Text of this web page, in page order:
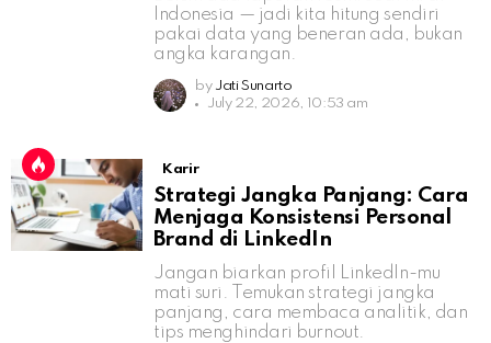
Indonesia — jadi kita hitung sendiri
pakai data yang beneran ada, bukan
angka karangan.
by Jati Sunarto
July 22, 2026, 10:53 am
Karir
Strategi Jangka Panjang: Cara
Menjaga Konsistensi Personal
Brand di LinkedIn
Jangan biarkan profil LinkedIn-mu
mati suri. Temukan strategi jangka
panjang, cara membaca analitik, dan
tips menghindari burnout.